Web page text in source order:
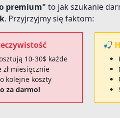
premium" to jak szukanie
. Przyjrzyjmy się faktom:
10-30$ każde
zł miesięcznie
kolejne koszty
za darmo!
🎣